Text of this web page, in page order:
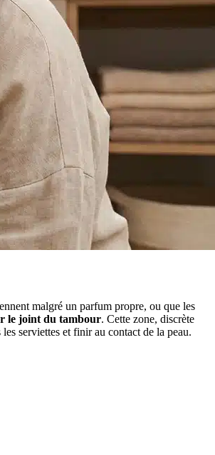
malgré un parfum propre, ou que les
le joint du tambour. Cette zone, discrète
serviettes et finir au contact de la peau.